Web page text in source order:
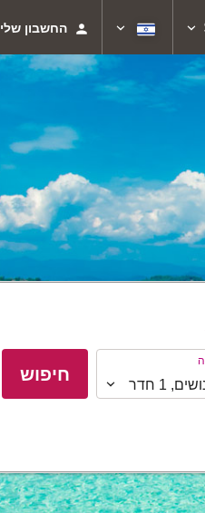
החשבון שלי
1 חדר חיפוש